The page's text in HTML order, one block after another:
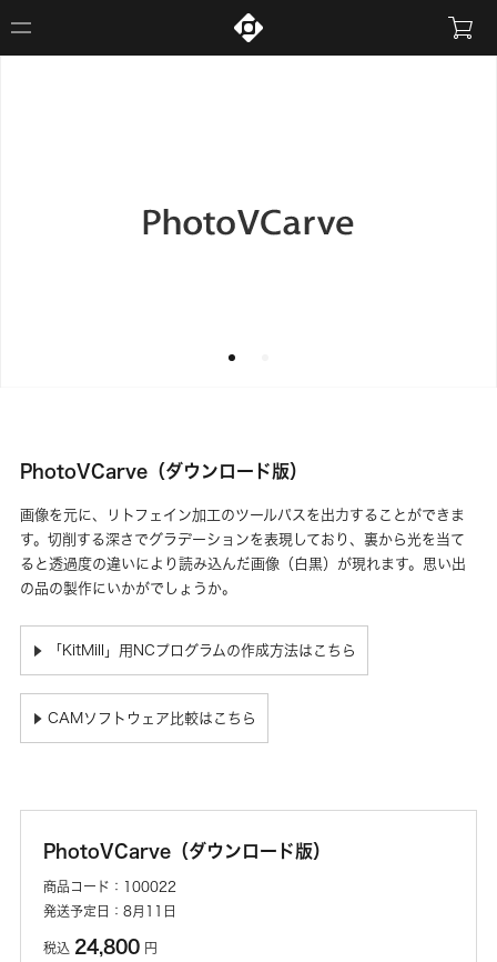
PhotoVCarve（ダウンロード版）
画像を元に、リトフェイン加工のツールパスを出力することができま
す。切削する深さでグラデーションを表現しており、裏から光を当て
ると透過度の違いにより読み込んだ画像（白黒）が現れます。思い出
の品の製作にいかがでしょうか。
▶ 「KitMill」用NCプログラムの作成方法はこちら
▶ CAMソフトウェア比較はこちら
PhotoVCarve（ダウンロード版）
商品コード：100022
発送予定日：8月11日
税込 24,800 円